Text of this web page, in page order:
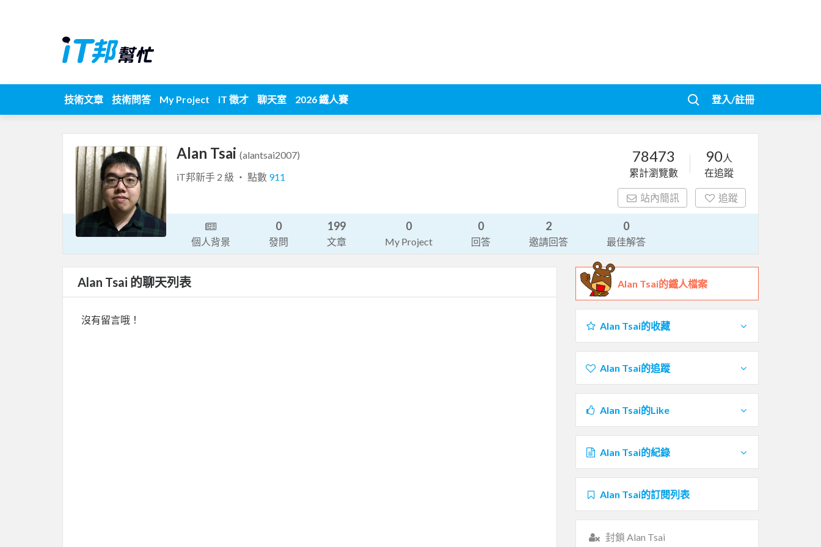
技術文章 技術問答 My Project iT 徵才 聊天室 2026 鐵人賽 登入/註冊
Alan Tsai (alantsai2007)
iT邦新手 2 級 ‧ 點數 911
78473
累計瀏覽數
90人
在追蹤
站內簡訊 追蹤
個人背景
0
發問
199
文章
0
My Project
0
回答
2
邀請回答
0
最佳解答
Alan Tsai 的聊天列表
沒有留言哦！
Alan Tsai的鐵人檔案
Alan Tsai的收藏
Alan Tsai的追蹤
Alan Tsai的Like
Alan Tsai的紀錄
Alan Tsai的訂閱列表
封鎖 Alan Tsai